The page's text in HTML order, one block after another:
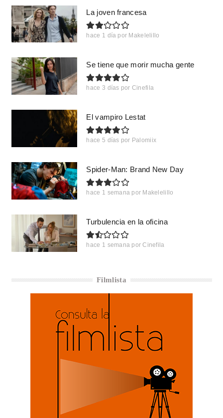
La joven francesa
hace 1 día por Makelelillo
Se tiene que morir mucha gente
hace 3 días por Cinefila
El vampiro Lestat
hace 5 días por Palomiix
Spider-Man: Brand New Day
hace 1 semana por Makelelillo
Turbulencia en la oficina
hace 1 semana por Cinefila
Filmlista